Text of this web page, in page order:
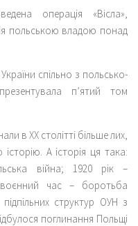
операція «Вісла»,
польською владою понад
спільно з польсько-
п’ятий том
в XX столітті більше лих,
А історія ця така:
війна; 1920 рік –
час – боротьба
структур ОУН з
поглинання Польщі